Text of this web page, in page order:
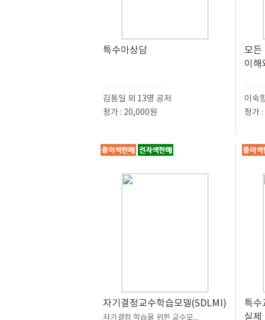
특수아상담
김동일 외 13명 공저
정가 : 20,000원
모든
이해
이숙
정가
자기결정교수학습모델(SDLMI)
자기결정 학습을 위한 교수모...
특수
실제